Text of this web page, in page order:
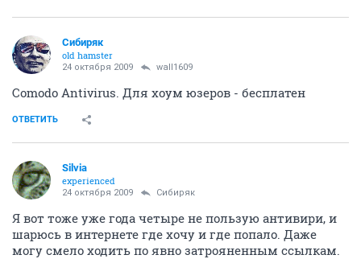
Сибиряк
old hamster
24 октября 2009 wall1609
Comodo Antivirus. Для хоум юзеров - бесплатен
ОТВЕТИТЬ
Silvia
experienced
24 октября 2009 Сибиряк
Я вот тоже уже года четыре не пользую антивири, и
шарюсь в интернете где хочу и где попало. Даже
могу смело ходить по явно затрояненным ссылкам.